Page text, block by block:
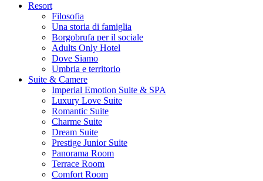
Resort
Filosofia
Una storia di famiglia
Borgobrufa per il sociale
Adults Only Hotel
Dove Siamo
Umbria e territorio
Suite & Camere
Imperial Emotion Suite & SPA
Luxury Love Suite
Romantic Suite
Charme Suite
Dream Suite
Prestige Junior Suite
Panorama Room
Terrace Room
Comfort Room